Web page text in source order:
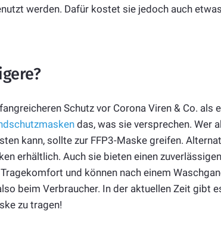
werden. Dafür kostet sie jedoch auch etwas
Schutz vor Corona Viren & Co. als
das, was sie versprechen. Wer
kann, sollte zur FFP3-Maske greifen.
erhältlich. Auch sie bieten einen zuverlässigen
und können nach einem
beim Verbraucher. In der aktuellen Zeit gibt
zu tragen!